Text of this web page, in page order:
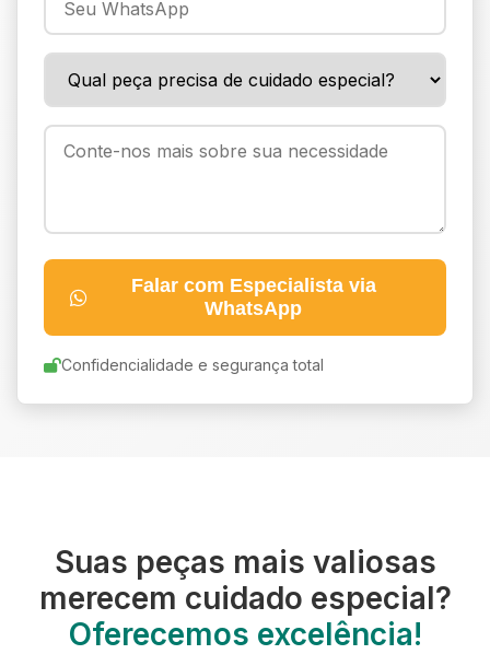
Falar com Especialista via
WhatsApp
Confidencialidade e segurança total
Suas peças mais valiosas
merecem cuidado especial?
Oferecemos excelência!